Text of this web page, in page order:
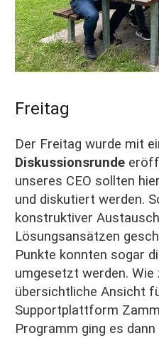
Freitag
Der Freitag wurde mit
Diskussionsrunde
unseres CEO sollten
und diskutiert werden.
konstruktiver
Lösungsansätzen
Punkte konnten sogar
umgesetzt werden. Wie
übersichtliche Ansicht
Supportplattform
Programm ging es